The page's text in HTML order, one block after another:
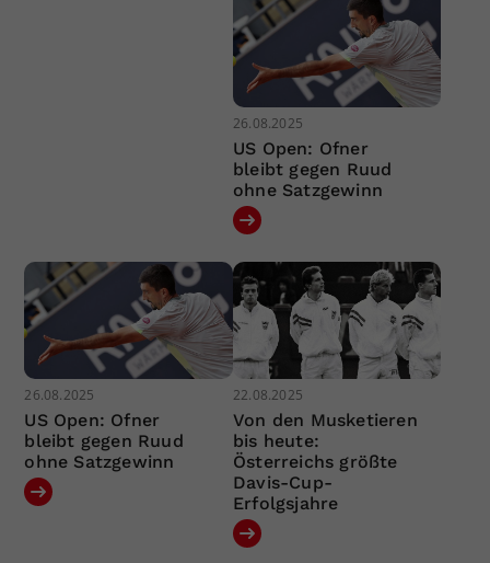
26.08.2025
US Open: Ofner
bleibt gegen Ruud
ohne Satzgewinn
26.08.2025
US Open: Ofner
bleibt gegen Ruud
ohne Satzgewinn
22.08.2025
Von den Musketieren
bis heute:
Österreichs größte
Davis-Cup-
Erfolgsjahre